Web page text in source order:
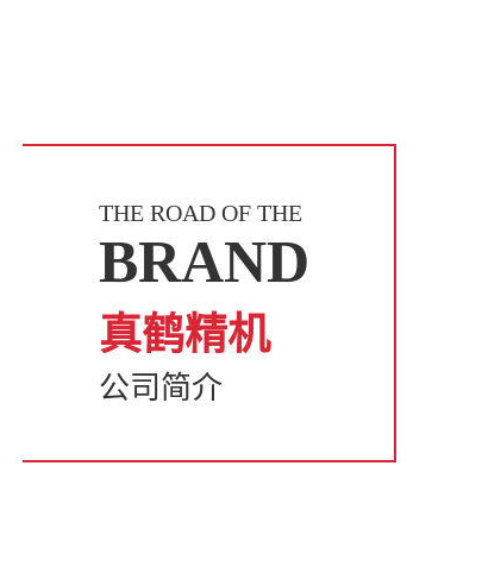
THE ROAD OF THE
BRAND
真鹤精机
公司简介